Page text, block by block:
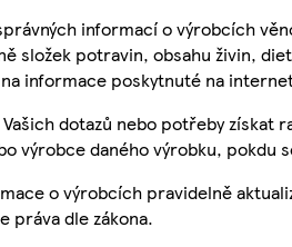
informací o výrobcích
složek potravin, obsahu živin,
informace poskytnuté na
dotazů nebo potřeby získat
výrobce daného výrobku, pokdu
o výrobcích pravidelně
práva dle zákona.